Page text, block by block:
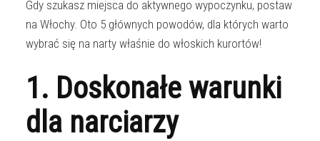
Gdy szukasz miejsca do aktywnego wypoczynku, postaw
na Włochy. Oto 5 głównych powodów, dla których warto
wybrać się na narty właśnie do włoskich kurortów!
1. Doskonałe warunki
dla narciarzy